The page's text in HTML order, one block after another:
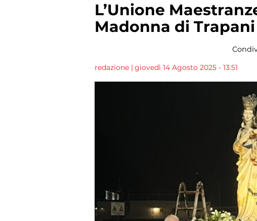
L’Unione
Madonna di Trapani
redazione | giovedì 14 Agosto 2025 - 13:51